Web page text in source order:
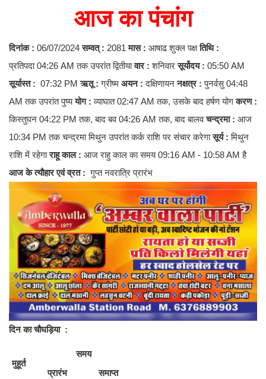
आज का पंचांग
दिनांक : 06/07/2024सम्वत् : 2081मास : आषाढ शुक्ल पक्षतिथि :
प्रतिपदा 04:26 AM तक उपरांत द्वितीयावार : शनिवारसूर्योदय : 05:50 AM
सूर्यास्त : 07:32 PMऋतू :ग्रीष्म अयन : दक्षिणायननक्षत्र : पुनर्वसु 04:48
AM तक उपरांत पुष्ययोग : व्याघात 02:47 AM तक, उसके बाद हर्षण योगकरण :
किस्तुघन 04:22 PM तक, बाद बव 04:26 AM तक, बाद बालवचन्द्रमा : आज
10:34 PM तक चन्द्रमा मिथुन उपरांत कर्क राशि पर संचार करेगासूर्य : मिथुन
राशि में रहेगाराहू काल : आज राहु काल का समय 09:16 AM - 10:58 AM है
आज के त्यौहार एवं व्रत : गुप्त नवरात्रि प्रारंभ
दिन का चौघड़िया :
मुहूर्त
समय
प्रारंभ
समाप्त